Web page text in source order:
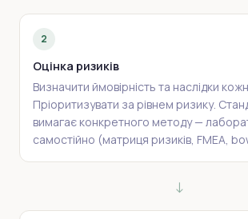
2
Оцінка ризиків
Визначити ймовірність та наслідки
Пріоритизувати за рівнем ризику.
вимагає конкретного методу —
самостійно (матриця ризиків, FMEA,
↓